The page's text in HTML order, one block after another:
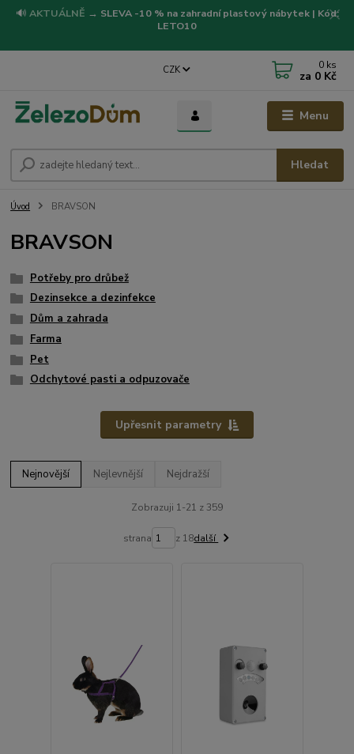
🔊 AKTUÁLNĚ → SLEVA -10 % na zahradní plastový nábytek | Kód:
LETO10
Menu
CZK
Hledat
0 ks
za 0 Kč
Úvod BRAVSON
BRAVSON
Potřeby pro drůbež
Dezinsekce a dezinfekce
Dům a zahrada
Farma
Pet
Odchytové pasti a odpuzovače
Upřesnit parametry
Nejnovější Nejlevnější Nejdražší
Zobrazuji 1-21 z 359
strana z 18další